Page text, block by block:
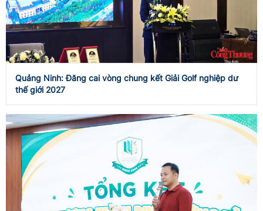
Quảng Ninh: Đăng cai vòng chung kết Giải Golf nghiệp dư
thế giới 2027